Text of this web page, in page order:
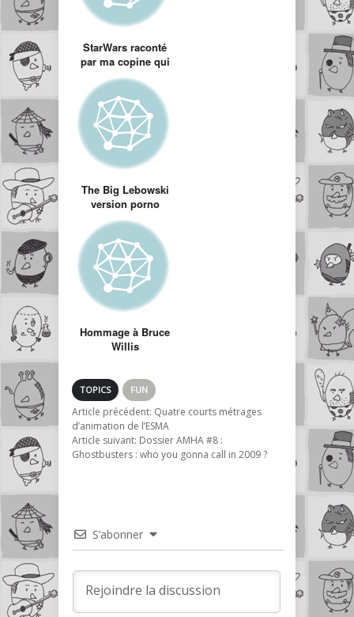
StarWars raconté
par ma copine qui
ne l’avait pas vu…
The Big Lebowski
version porno
Hommage à Bruce
Willis
TOPICS FUN
Article précédent: Quatre courts métrages
d’animation de l’ESMA
Article suivant: Dossier AMHA #8 :
Ghostbusters : who you gonna call in 2009 ?
S’abonner